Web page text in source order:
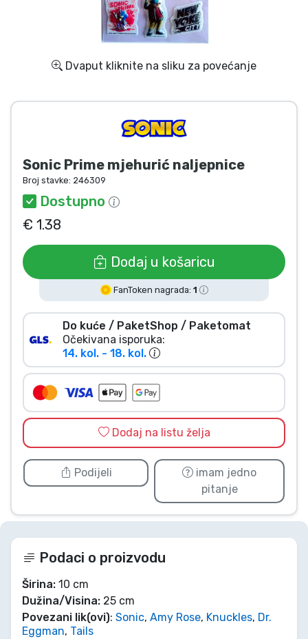
Dvaput kliknite na sliku za povećanje
Sonic Prime mjehurić naljepnice
Broj stavke: 246309
Dostupno
€ 1.38
Dodaj u košaricu
FanToken nagrada: 1
Do kuće / PaketShop / Paketomat
Očekivana isporuka:
14. kol. - 18. kol.
Dodaj na listu želja
Podijeli
imam jedno
pitanje
Podaci o proizvodu
Širina: 10 cm
Dužina/Visina: 25 cm
Povezani lik(ovi): Sonic, Amy Rose, Knuckles, Dr.
Eggman, Tails
Film proizvodi
Crtani proizvodi
Anime proizvodi
Gamer proizvodi
Sportski proizvodi
Glazbeni proizvodi
Vrste proizvoda
Marke